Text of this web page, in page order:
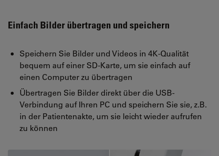
Einfach Bilder übertragen und speichern
Speichern Sie Bilder und Videos in 4K-Qualität
bequem auf einer SD-Karte, um sie einfach auf
einen Computer zu übertragen
Übertragen Sie Bilder direkt über die USB-
Verbindung auf Ihren PC und speichern Sie sie, z.B.
in der Patientenakte, um sie leicht wieder aufrufen
zu können